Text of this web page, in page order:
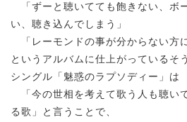
「ずーと聴いてても飽きない、ボ
い、聴き込んでしまう」
「レーモンドの事が分からない方
というアルバムに仕上がっているそ
シングル「魅惑のラプソディー」は
「今の世相を考えて歌う人も聴い
る歌」と言うことで、